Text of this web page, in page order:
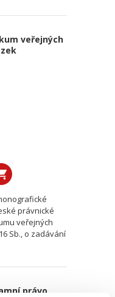
veřejných
právnické
veřejných
Sb., o zadávání
právo